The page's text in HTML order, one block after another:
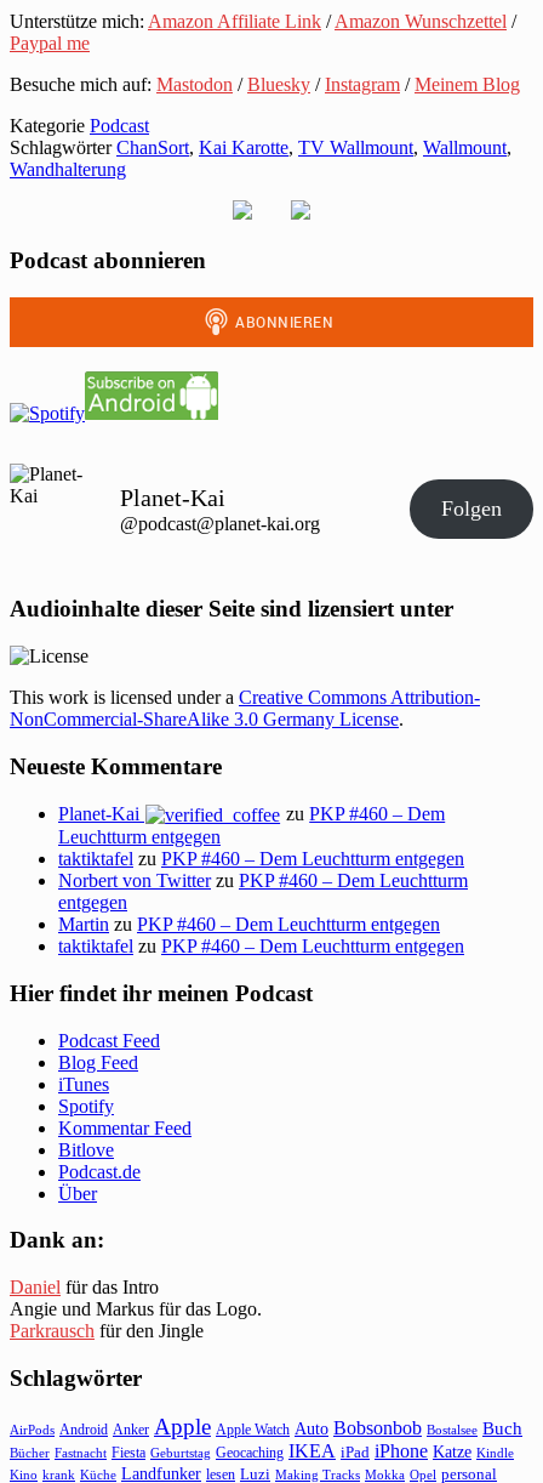
Unterstütze mich: Amazon Affiliate Link /Amazon Wunschzettel /
Paypal me
Besuche mich auf: Mastodon /Bluesky /Instagram /Meinem Blog
Kategorie Podcast
SchlagwörterChanSort, Kai Karotte, TV Wallmount, Wallmount,
Wandhalterung
Podcast abonnieren
Planet-Kai
@podcast@planet-kai.org
Folgen
Audioinhalte dieser Seite sind lizensiert unter
This work is licensed under a Creative Commons Attribution-
NonCommercial-ShareAlike 3.0 Germany License.
Neueste Kommentare
Planet-Kai zuPKP #460 – Dem
Leuchtturm entgegen
taktiktafel zu PKP #460 – Dem Leuchtturm entgegen
Norbert von Twitterzu PKP #460 – Dem Leuchtturm
entgegen
Martin zu PKP #460 – Dem Leuchtturm entgegen
taktiktafel zu PKP #460 – Dem Leuchtturm entgegen
Hier findet ihr meinen Podcast
Podcast Feed
Blog Feed
iTunes
Spotify
Kommentar Feed
Bitlove
Podcast.de
Über
Dank an:
Daniel für das Intro
Angie und Markus für das Logo.
Parkrausch für den Jingle
Schlagwörter
AirPods Android Anker Apple Apple Watch Auto Bobsonbob Bostalsee Buch
Bücher Fastnacht Fiesta Geburtstag Geocaching IKEA iPad iPhone Katze Kindle
Kino krank Küche Landfunker lesen Luzi Making Tracks Mokka Opel personal